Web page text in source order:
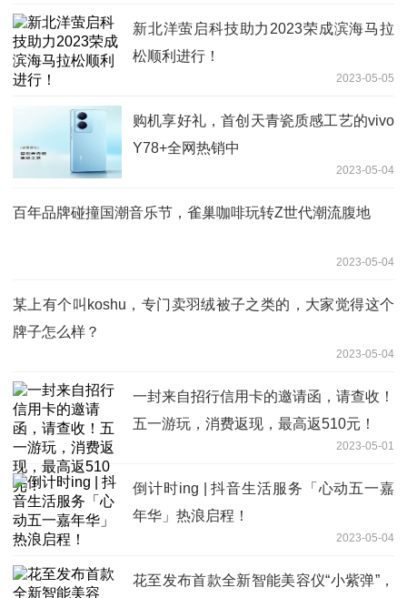
新北洋萤启科技助力2023荣成滨海马拉
松顺利进行！
2023-05-05
购机享好礼，首创天青瓷质感工艺的vivo
Y78+全网热销中
2023-05-04
百年品牌碰撞国潮音乐节，雀巢咖啡玩转Z世代潮流腹地
2023-05-04
某上有个叫koshu，专门卖羽绒被子之类的，大家觉得这个
牌子怎么样？
2023-05-04
一封来自招行信用卡的邀请函，请查收！
五一游玩，消费返现，最高返510元！
2023-05-01
倒计时ing | 抖音生活服务「心动五一嘉
年华」热浪启程！
2023-05-04
花至发布首款全新智能美容仪“小紫弹”，